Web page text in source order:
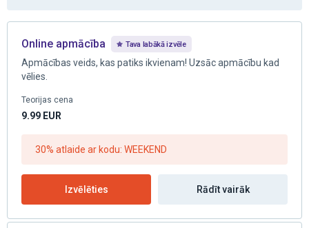
Online apmācība Tava labākā izvēle
Apmācības veids, kas patiks ikvienam! Uzsāc apmācību kad
vēlies.
Teorijas cena
9.99 EUR
30% atlaide ar kodu: WEEKEND
Izvēlēties Rādīt vairāk